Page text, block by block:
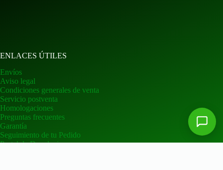
ENLACES ÚTILES
Envíos
Aviso legal
Condiciones generales de venta
Servicio postventa
Homologaciones
Preguntas frecuentes
Garantía
Seguimiento de tu Pedido
Portal de Devoluciones